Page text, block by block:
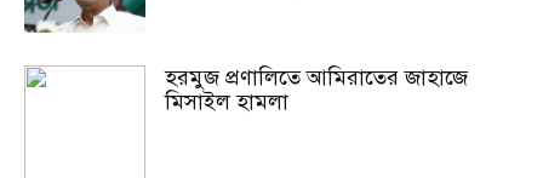
হরমুজ প্রণালিতে আমিরাতের জাহাজে
মিসাইল হামলা